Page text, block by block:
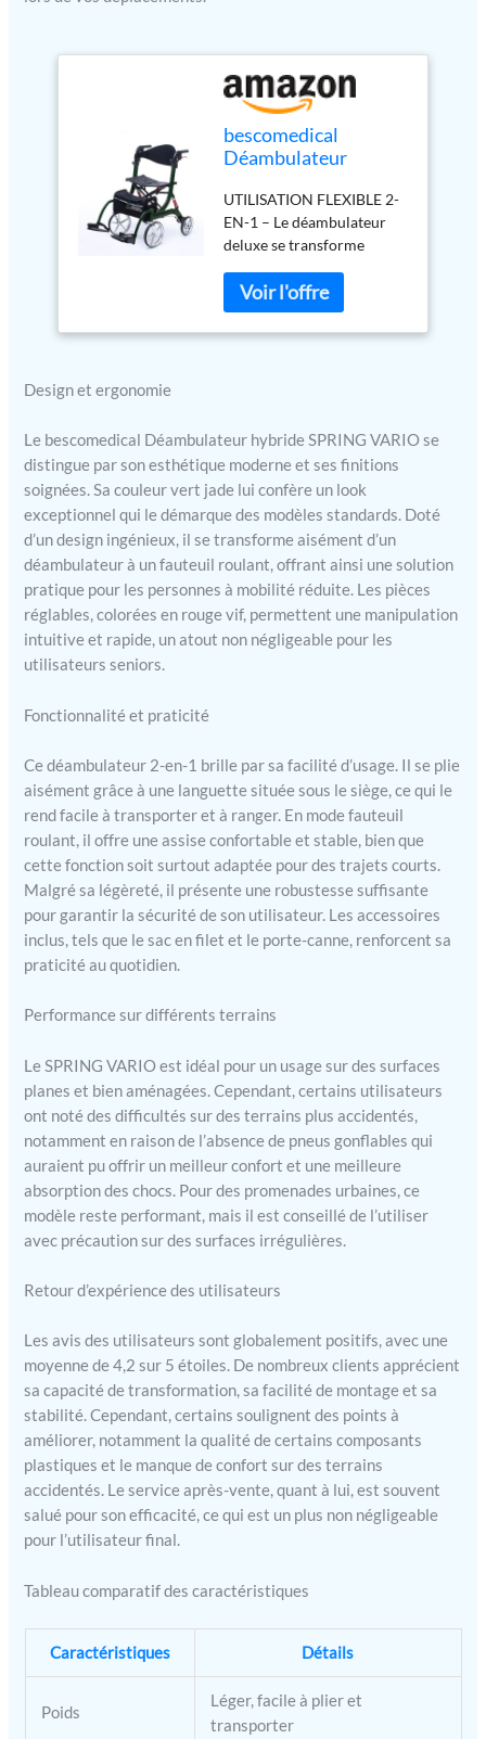
bescomedical
Déambulateur
VARIO –
Déambulateur léger
2-en-1 transformable
en chaise roulante –
Rollator fauteuil
roulant ergonomique
– Modèle S Vert jade
UTILISATION FLEXIBLE 2-
EN-1 – Le déambulateur
deluxe se transforme
roulant. Il convient à toute
personne que la station
debout prolongée fatigue
aluminium, ce
déambulateur 4 roues
combine légèreté et
solidité. Il ne pèse que 7,7
kg (sans accessoire) mais
supporte une charge de
136 kg max. Il est idéal
pour les seniors ou les
personnes atteintes de SEP.
HAUTEUR RÉGLABLE –
posture de marche. Elles
permettent également à
l'accompagnateur de
confortablement pousser
l'utilisateur du siège
roulant. TRÈS MANIABLE
– Les petits obstacles ne
grâce aux aides au
déambulateur chaise
caoutchouc et les
suspensions le rendent
idéal à utiliser en extérieur.
LIVRAISON – Rollator
hybride 2-en-1 se
roulant d'appoint SPRING
VARIO Modèle S Vert jade.
Contenu : 1x déambulateur
transport. Le modèle S
mesurant moins de 1,60 m.
Design et ergonomie
Le bescomedical Déambulateur hybride SPRING VARIO se
distingue par son esthétique moderne et ses finitions
soignées. Sa couleur vert jade lui confère un look
exceptionnel qui le démarque des modèles standards. Doté
d’un design ingénieux, il se transforme aisément d’un
déambulateur à un fauteuil roulant, offrant ainsi une solution
pratique pour les personnes à mobilité réduite. Les pièces
réglables, colorées en rouge vif, permettent une manipulation
intuitive et rapide, un atout non négligeable pour les
utilisateurs seniors.
Fonctionnalité et praticité
Ce déambulateur 2-en-1 brille par sa facilité d’usage. Il se plie
aisément grâce à une languette située sous le siège, ce qui le
rend facile à transporter et à ranger. En mode fauteuil
roulant, il offre une assise confortable et stable, bien que
cette fonction soit surtout adaptée pour des trajets courts.
Malgré sa légèreté, il présente une robustesse suffisante
pour garantir la sécurité de son utilisateur. Les accessoires
inclus, tels que le sac en filet et le porte-canne, renforcent sa
praticité au quotidien.
Performance sur différents terrains
Le SPRING VARIO est idéal pour un usage sur des surfaces
planes et bien aménagées. Cependant, certains utilisateurs
ont noté des difficultés sur des terrains plus accidentés,
notamment en raison de l’absence de pneus gonflables qui
auraient pu offrir un meilleur confort et une meilleure
absorption des chocs. Pour des promenades urbaines, ce
modèle reste performant, mais il est conseillé de l’utiliser
avec précaution sur des surfaces irrégulières.
Retour d’expérience des utilisateurs
Les avis des utilisateurs sont globalement positifs, avec une
moyenne de 4,2 sur 5 étoiles. De nombreux clients apprécient
sa capacité de transformation, sa facilité de montage et sa
stabilité. Cependant, certains soulignent des points à
améliorer, notamment la qualité de certains composants
plastiques et le manque de confort sur des terrains
accidentés. Le service après-vente, quant à lui, est souvent
salué pour son efficacité, ce qui est un plus non négligeable
pour l’utilisateur final.
Tableau comparatif des caractéristiques
Caractéristiques Détails
Poids
Léger, facile à plier et
transporter